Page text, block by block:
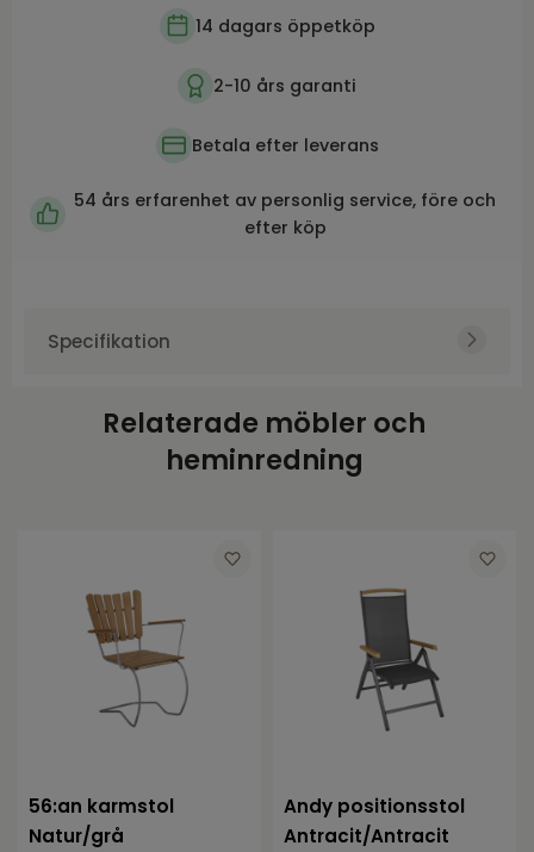
14 dagars öppetköp
2-10 års garanti
Betala efter leverans
54 års erfarenhet av personlig service, före och
efter köp
Specifikation
Varumärke
Brafab
Vit
Sitthöjd
Relaterade möbler och
heminredning
56:an karmstol
Natur/grå
Andy positionsstol
Antracit/Antracit